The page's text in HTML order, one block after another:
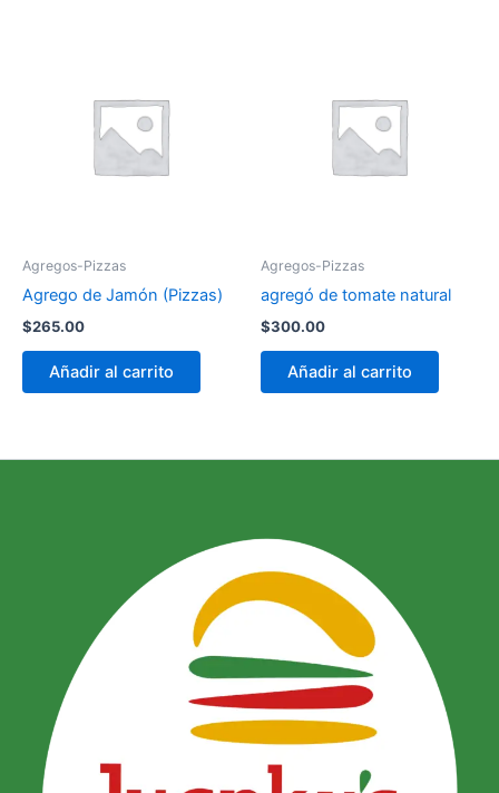
Agregos-Pizzas
Agrego de Jamón (Pizzas)
$265.00
Añadir al carrito
Agregos-Pizzas
agregó de tomate natural
$300.00
Añadir al carrito